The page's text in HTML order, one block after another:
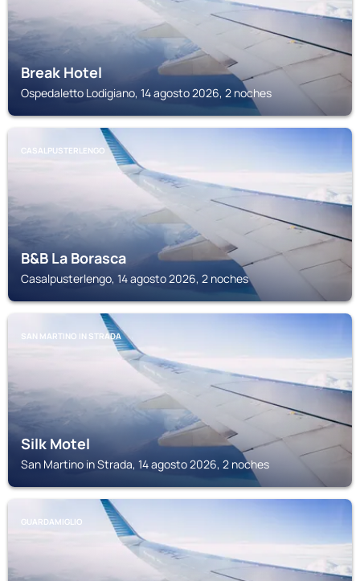
Break Hotel
Ospedaletto Lodigiano, 14 agosto 2026, 2 noches
CASALPUSTERLENGO
B&B La Borasca
Casalpusterlengo, 14 agosto 2026, 2 noches
SAN MARTINO IN STRADA
Silk Motel
San Martino in Strada, 14 agosto 2026, 2 noches
GUARDAMIGLIO